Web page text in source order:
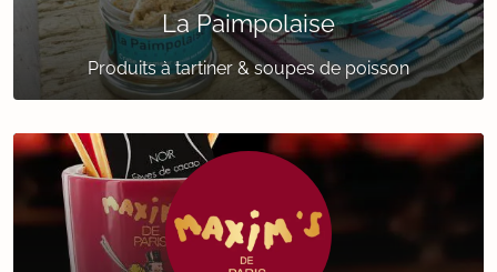
La Paimpolaise
Produits à tartiner & soupes de poisson